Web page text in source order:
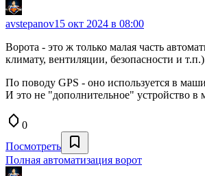
avstepanov15 окт 2024 в 08:00
Ворота - это ж только малая часть
климату, вентиляции, безопасности и
По поводу GPS - оно используется в
И это не "дополнительное" устройство
0
Посмотреть
Полная автоматизация ворот